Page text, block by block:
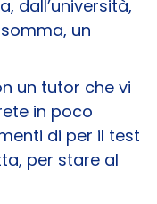
dall’università,
un
un tutor che vi
in poco
di per il test
per stare al